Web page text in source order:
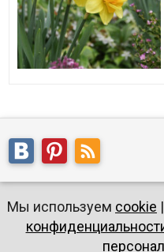
Мы используем cookie |